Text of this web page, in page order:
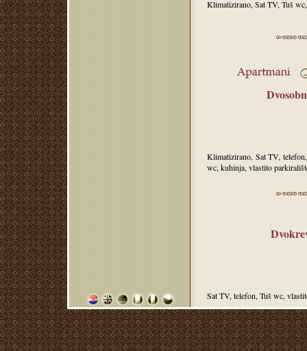
Klimatizirano, Sat TV, Tuš
Klimatizirano, Sat TV,
wc, kuhinja, vlastito
Sat TV, telefon, Tuš wc,